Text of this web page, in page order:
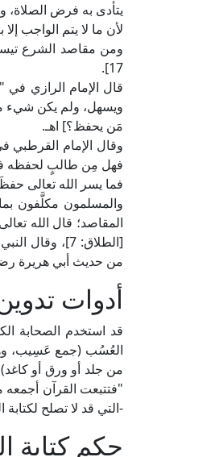
يتأدى به فرض الصلاة،
لأن ما لا يتم الواجب
ومن مقاصد الشرع
17].
ويسهل، ولم يكن شيء
مَن يحفظ؟] اهـ.
فهل مِن طالبٍ لحفظه
فما يسر الله تعالى
والمسلمون مكلَّفون
المقاصد؛ قال الله
[الطلاق: 7]،
من حديث أبي هريرة
أدوات
قد استخدم الصحابة
العُسُب (جمع عَسِيب،
من جلد أو ورق أو
"فتتبعت القرآن أجمعه
-التي قد لا تصلح
حكم كتابة